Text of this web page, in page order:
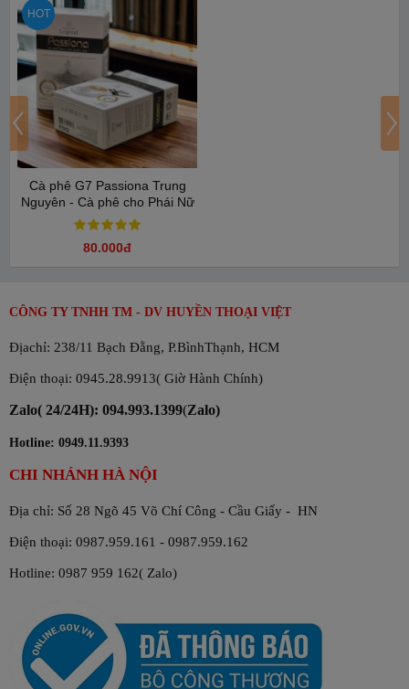
HOT
Cà phê G7 Passiona Trung
Nguyên - Cà phê cho Phái Nữ
80.000đ
CÔNG TY TNHH TM - DV HUYỀN THOẠI VIỆT
Địachỉ: 238/11 Bạch Đằng, P.BìnhThạnh, HCM
Điện thoại: 0945.28.9913( Giờ Hành Chính)
Zalo( 24/24H): 094.993.1399(Zalo)
Hotline: 0949.11.9393
CHI NHÁNH HÀ NỘI
Địa chỉ: Số 28 Ngõ 45 Võ Chí Công - Cầu Giấy - HN
Điện thoại: 0987.959.161 - 0987.959.162
Hotline: 0987 959 162( Zalo)